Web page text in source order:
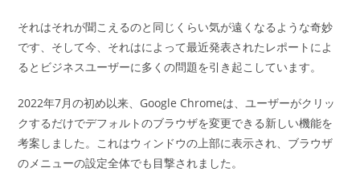
それはそれが聞こえるのと同じくらい気が遠くなるような奇妙
です、そして今、それはによって最近発表されたレポートによ
るとビジネスユーザーに多くの問題を引き起こしています。
2022年7月の初め以来、Google Chromeは、ユーザーがクリッ
クするだけでデフォルトのブラウザを変更できる新しい機能を
考案しました。これはウィンドウの上部に表示され、ブラウザ
のメニューの設定全体でも目撃されました。